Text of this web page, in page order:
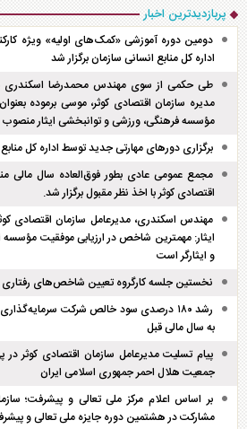
پربازدیدترین اخبار
دومین دوره آموزشی «کمک‌های اولیه» ویژه
اداره کل منابع انسانی سازمان برگزار شد
طی حکمی از سوی مهندس محمدرضا اسکندری
مدیره سازمان اقتصادی کوثر، موسی برموده
مؤسسه فرهنگی، ورزشی و توانبخشی ایثار
برگزاری دور‌های مهارتی جدید توسط اداره کل
اقتصادی کوثر با اخذ نظر مقبول برگزار شد.
مهندس اسکندری، مدیرعامل سازمان اقتصادی
ایثار: مهمترین شاخص در ارزیابی موفقیت
و ایثارگر است
نخستین جلسه کارگروه تعیین شاخص‌های رفتاری
رشد ۱۸۰ درصدی سود خالص شرکت
به سال مالی قبل
پیام تسلیت مدیرعامل سازمان اقتصادی کوثر
جمعیت هلال احمر جمهوری اسلامی ایران
بر اساس اعلام مرکز ملی تعالی و پیشرفت؛
مشارکت در هشتمین دوره جایزه ملی تعالی و